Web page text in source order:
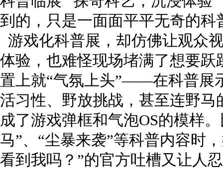
到的，只是一面面平平无奇的
游戏化科普展，却仿佛让观众
体验，也难怪现场堵满了想要跃
置上就“气氛上头”——在科普展
活习性、野放挑战，甚至连野
成了游戏弹框和气泡OS的模样
马”、“尘暴来袭”等科普内容时
看到我吗？”的官方吐槽又让人